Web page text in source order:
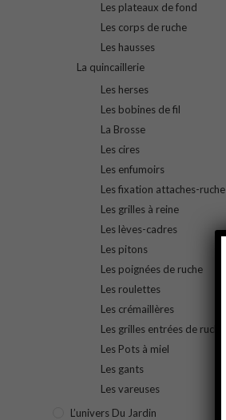
Les plateaux de fond
Les corps de ruche
Les hausses
La quincaillerie
Les herses
Les bobines de fil
La Brosse
Les cires
Les enfumoirs
Les fixation attaches-ruche
Les grilles à reine
Les lèves-cadres
Les pitons
Les poignées de ruche
Les roulettes
Les crémaillères
Les grilles entrées de ruche
Les Pots à miel
Les gants
Les vareuses
L’univers Du Jardin